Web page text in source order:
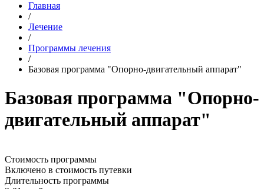
Главная
/
Лечение
/
Программы лечения
/
Базовая программа "Опорно-двигательный аппарат"
Базовая программа "Опорно-
двигательный аппарат"
Стоимость программы
Включено в стоимость путевки
Длительность программы